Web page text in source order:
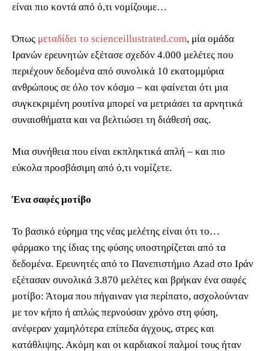
είναι πιο κοντά από ό,τι νομίζουμε…
Όπως μεταδίδει το scienceillustrated.com, μία ομάδα
Ιρανών ερευνητών εξέτασε σχεδόν 4.000 μελέτες που
περιέχουν δεδομένα από συνολικά 10 εκατομμύρια
ανθρώπους σε όλο τον κόσμο – και φαίνεται ότι μια
συγκεκριμένη ρουτίνα μπορεί να μετριάσει τα αρνητικά
συναισθήματα και να βελτιώσει τη διάθεσή σας.
Μια συνήθεια που είναι εκπληκτικά απλή – και πιο
εύκολα προσβάσιμη από ό,τι νομίζετε.
Ένα σαφές μοτίβο
Το βασικό εύρημα της νέας μελέτης είναι ότι το…
φάρμακο της ίδιας της φύσης υποστηρίζεται από τα
δεδομένα. Ερευνητές από το Πανεπιστήμιο Azad στο Ιράν
εξέτασαν συνολικά 3.870 μελέτες και βρήκαν ένα σαφές
μοτίβο: Άτομα που πήγαιναν για περίπατο, ασχολούνταν
με τον κήπο ή απλώς περνούσαν χρόνο στη φύση,
ανέφεραν χαμηλότερα επίπεδα άγχους, στρες και
κατάθλιψης. Ακόμη και οι καρδιακοί παλμοί τους ήταν